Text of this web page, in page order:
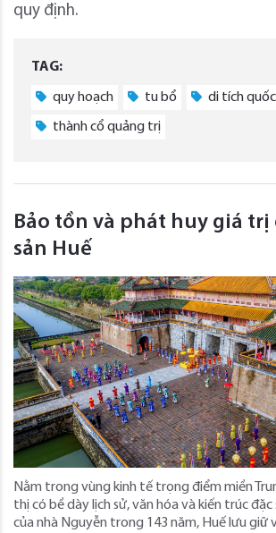
quy định.
TAG:
quy hoạch tu bổ di tích
thành cổ quảng trị
Bảo tồn và phát huy giá
sản Huế
Nằm trong vùng kinh tế trọng điểm miền
thị có bề dày lịch sử, văn hóa và kiến trúc đặc
của nhà Nguyễn trong 143 năm, Huế lưu giữ